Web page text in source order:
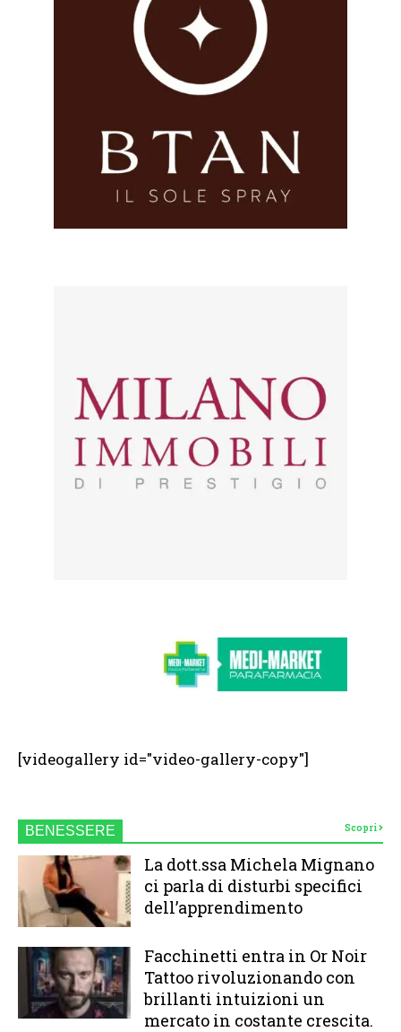
[videogallery id="video-gallery-copy"]
BENESSERE Scopri
La dott.ssa Michela Mignano
ci parla di disturbi specifici
dell’apprendimento
Facchinetti entra in Or Noir
Tattoo rivoluzionando con
brillanti intuizioni un
mercato in costante crescita.